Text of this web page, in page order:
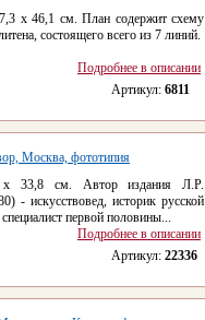
х 46,1 см. План содержит схему
состоящего всего из 7 линий.
Подробнее в описании
Артикул: 6811
Москва, фототипия
х 33,8 см. Автор издания Л.Р.
- искусствовед, историк русской
первой половины...
Подробнее в описании
Артикул: 22336